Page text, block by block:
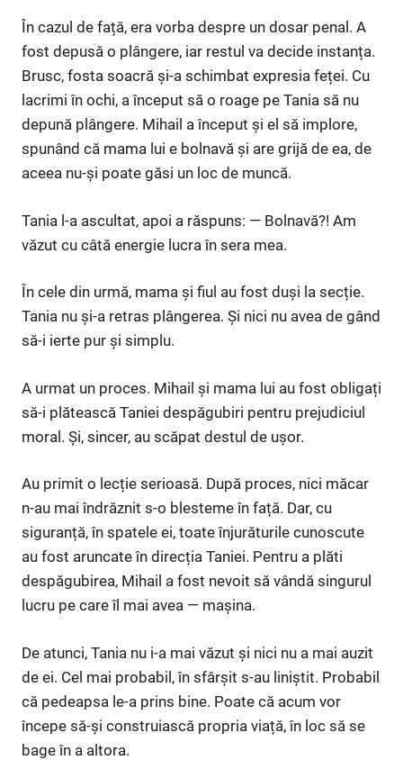
În cazul de față, era vorba despre un dosar penal. A
fost depusă o plângere, iar restul va decide instanța.
Brusc, fosta soacră și-a schimbat expresia feței. Cu
lacrimi în ochi, a început să o roage pe Tania să nu
depună plângere. Mihail a început și el să implore,
spunând că mama lui e bolnavă și are grijă de ea, de
aceea nu-și poate găsi un loc de muncă.
Tania l-a ascultat, apoi a răspuns: — Bolnavă?! Am
văzut cu câtă energie lucra în sera mea.
În cele din urmă, mama și fiul au fost duși la secție.
Tania nu și-a retras plângerea. Și nici nu avea de gând
să-i ierte pur și simplu.
A urmat un proces. Mihail și mama lui au fost obligați
să-i plătească Taniei despăgubiri pentru prejudiciul
moral. Și, sincer, au scăpat destul de ușor.
Au primit o lecție serioasă. După proces, nici măcar
n-au mai îndrăznit s-o blesteme în față. Dar, cu
siguranță, în spatele ei, toate înjurăturile cunoscute
au fost aruncate în direcția Taniei. Pentru a plăti
despăgubirea, Mihail a fost nevoit să vândă singurul
lucru pe care îl mai avea — mașina.
De atunci, Tania nu i-a mai văzut și nici nu a mai auzit
de ei. Cel mai probabil, în sfârșit s-au liniștit. Probabil
că pedeapsa le-a prins bine. Poate că acum vor
începe să-și construiască propria viață, în loc să se
bage în a altora.